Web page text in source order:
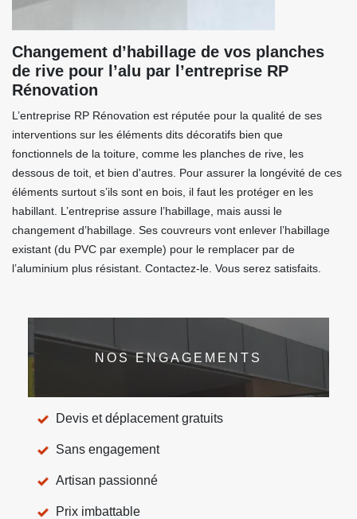
Changement d’habillage de vos planches
de rive pour l’alu par l’entreprise RP
Rénovation
L’entreprise RP Rénovation est réputée pour la qualité de ses
interventions sur les éléments dits décoratifs bien que
fonctionnels de la toiture, comme les planches de rive, les
dessous de toit, et bien d'autres. Pour assurer la longévité de ces
éléments surtout s’ils sont en bois, il faut les protéger en les
habillant. L’entreprise assure l’habillage, mais aussi le
changement d’habillage. Ses couvreurs vont enlever l’habillage
existant (du PVC par exemple) pour le remplacer par de
l’aluminium plus résistant. Contactez-le. Vous serez satisfaits.
NOS ENGAGEMENTS
Devis et déplacement gratuits
Sans engagement
Artisan passionné
Prix imbattable